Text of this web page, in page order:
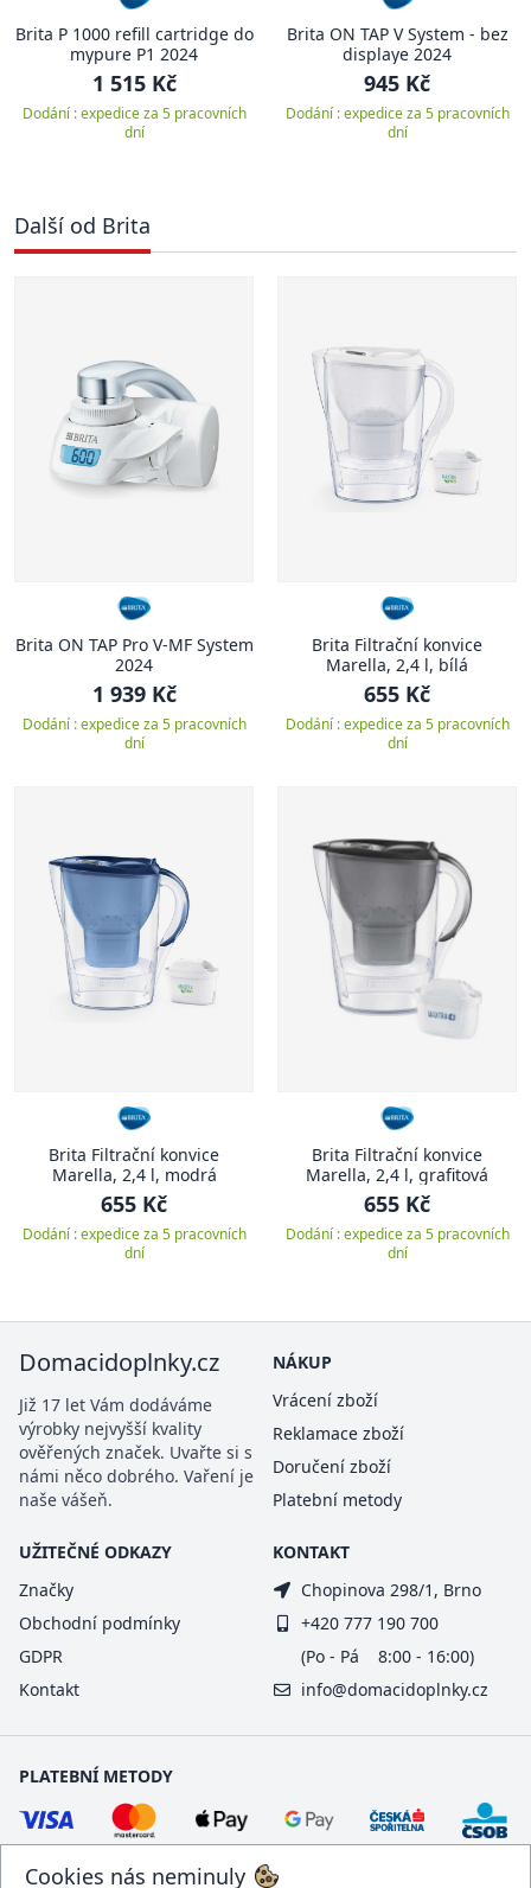
Brita P 1000 refill cartridge do
mypure P1 2024
1 515 Kč
Dodání : expedice za 5 pracovních
dní
Brita ON TAP V System - bez
displaye 2024
945 Kč
Dodání : expedice za 5 pracovních
dní
Další od Brita
Brita ON TAP Pro V-MF System
2024
1 939 Kč
Dodání : expedice za 5 pracovních
dní
Brita Filtrační konvice
Marella, 2,4 l, bílá
655 Kč
Dodání : expedice za 5 pracovních
dní
Brita Filtrační konvice
Marella, 2,4 l, modrá
655 Kč
Dodání : expedice za 5 pracovních
dní
Brita Filtrační konvice
Marella, 2,4 l, grafitová
655 Kč
Dodání : expedice za 5 pracovních
dní
Cookies nás neminuly
Domacidoplnky.cz
Již 17 let Vám dodáváme
výrobky nejvyšší kvality
ověřených značek. Uvařte si s
námi něco dobrého. Vaření je
naše vášeň.
NÁKUP
Vrácení zboží
Reklamace zboží
Doručení zboží
Platební metody
UŽITEČNÉ ODKAZY
Značky
Obchodní podmínky
GDPR
Kontakt
KONTAKT
Chopinova 298/1, Brno
+420 777 190 700
(Po - Pá 8:00 - 16:00)
info@domacidoplnky.cz
PLATEBNÍ METODY